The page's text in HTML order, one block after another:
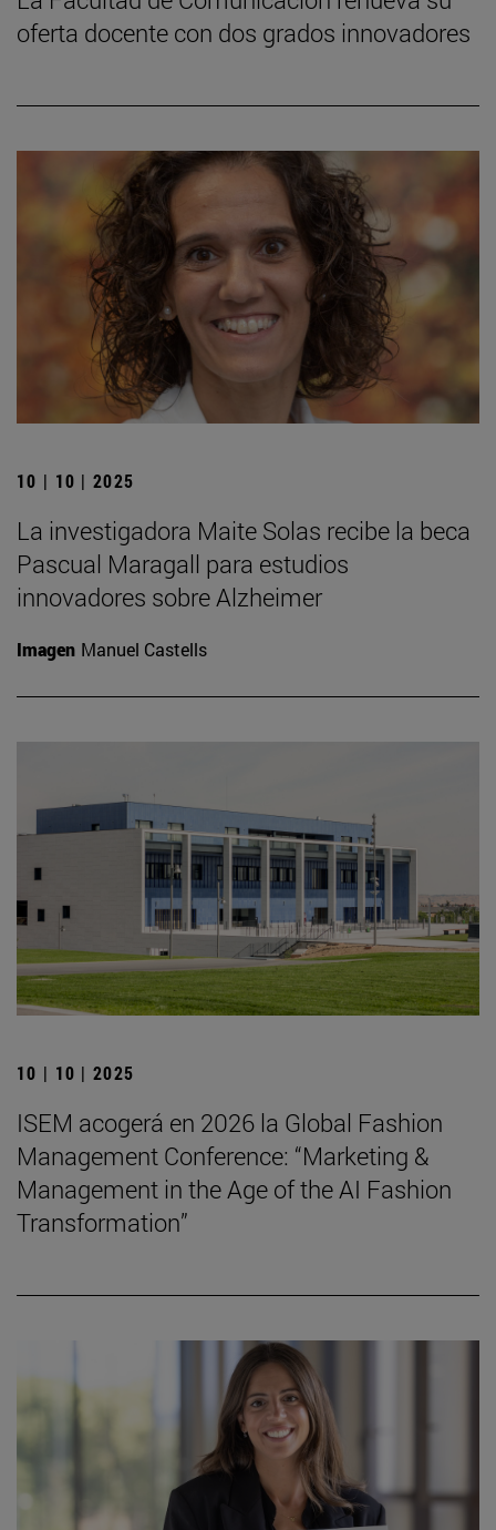
oferta docente con dos grados innovadores
10 | 10 | 2025
La investigadora Maite Solas recibe la beca
Pascual Maragall para estudios
innovadores sobre Alzheimer
Imagen Manuel Castells
10 | 10 | 2025
ISEM acogerá en 2026 la Global Fashion
Management Conference: “Marketing &
Management in the Age of the AI Fashion
Transformation”